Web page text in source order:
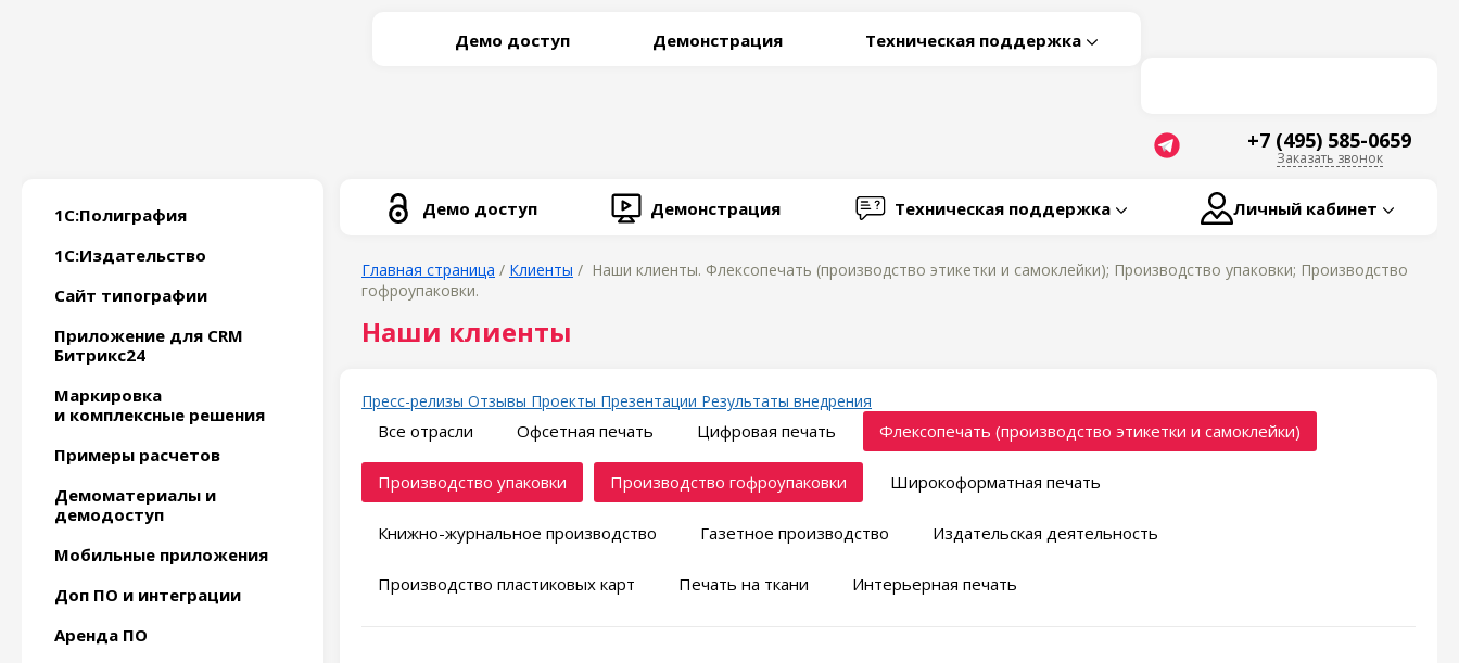
Демо доступ Демонстрация Техническая поддержка
+7 (495) 585-0659
Заказать звонок
1С:Полиграфия
1С:Издательство
Сайт типографии
Приложение для CRM
Битрикс24
Маркировка
и комплексные решения
Примеры расчетов
Демоматериалы и
демодоступ
Мобильные приложения
Доп ПО и интеграции
Аренда ПО
Демо доступ Демонстрация Техническая поддержка Личный кабинет
Главная страница / Клиенты / Наши клиенты. Флексопечать (производство этикетки и самоклейки); Производство упаковки; Производство
гофроупаковки.
Наши клиенты
Пресс-релизы Отзывы Проекты Презентации Результаты внедрения
Все отрасли Офсетная печать Цифровая печать Флексопечать (производство этикетки и самоклейки)
Производство упаковки Производство гофроупаковки Широкоформатная печать
Книжно-журнальное производство Газетное производство Издательская деятельность
Производство пластиковых карт Печать на ткани Интерьерная печать